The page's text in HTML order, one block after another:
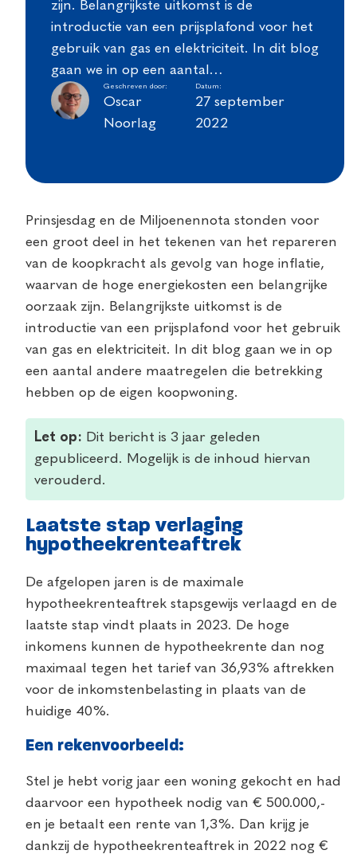
zijn. Belangrijkste uitkomst is de
introductie van een prijsplafond voor het
gebruik van gas en elektriciteit. In dit blog
gaan we in op een aantal…
Geschreven door:
Oscar
Noorlag
Datum:
27 september
2022
Prinsjesdag en de Miljoenennota stonden voor
een groot deel in het tekenen van het repareren
van de koopkracht als gevolg van hoge inflatie,
waarvan de hoge energiekosten een belangrijke
oorzaak zijn. Belangrijkste uitkomst is de
introductie van een prijsplafond voor het gebruik
van gas en elektriciteit. In dit blog gaan we in op
een aantal andere maatregelen die betrekking
hebben op de eigen koopwoning.
Let op: Dit bericht is 3 jaar geleden
gepubliceerd. Mogelijk is de inhoud hiervan
verouderd.
Laatste stap verlaging
hypotheekrenteaftrek
De afgelopen jaren is de maximale
hypotheekrenteaftrek stapsgewijs verlaagd en de
laatste stap vindt plaats in 2023. De hoge
inkomens kunnen de hypotheekrente dan nog
maximaal tegen het tarief van 36,93% aftrekken
voor de inkomstenbelasting in plaats van de
huidige 40%.
Een rekenvoorbeeld:
Stel je hebt vorig jaar een woning gekocht en had
daarvoor een hypotheek nodig van € 500.000,-
en je betaalt een rente van 1,3%. Dan krijg je
dankzij de hypotheekrenteaftrek in 2022 nog €